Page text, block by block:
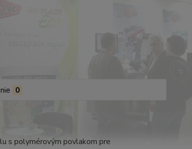
0
s polymérovým povlakom pre